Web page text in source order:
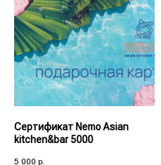
Сертификат Nemo Asian
kitchen&bar 5000
5 000 р.